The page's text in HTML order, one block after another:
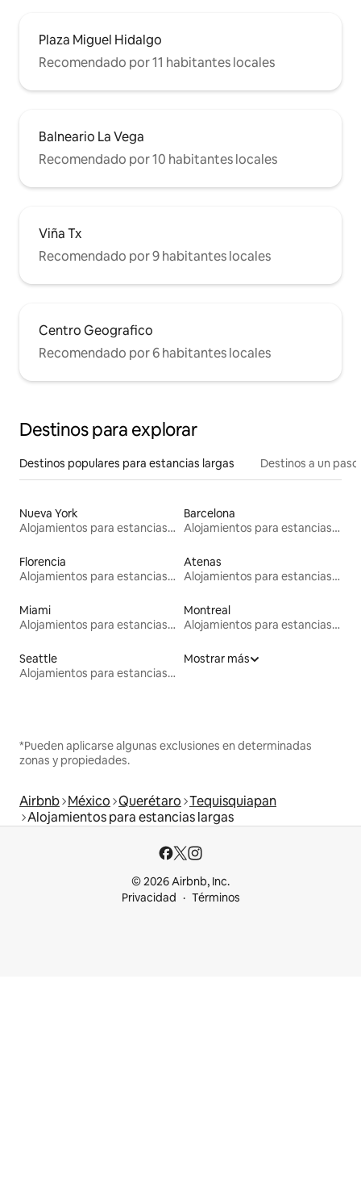
Plaza Miguel Hidalgo
Recomendado por 11 habitantes locales
Balneario La Vega
Recomendado por 10 habitantes locales
Viña Tx
Recomendado por 9 habitantes locales
Centro Geografico
Recomendado por 6 habitantes locales
Destinos para explorar
Destinos populares para estancias largas Destinos a un
Nueva York
Alojamientos para estancias largas
Barcelona
Alojamientos para estancias largas
Florencia
Alojamientos para estancias largas
Atenas
Alojamientos para estancias largas
Miami
Alojamientos para estancias largas
Montreal
Alojamientos para estancias largas
Seattle
Alojamientos para estancias largas
Mostrar más
*Pueden aplicarse algunas exclusiones en determinadas
zonas y propiedades.
Airbnb México Querétaro Tequisquiapan
Alojamientos para estancias largas
© 2026 Airbnb, Inc.
Privacidad
Términos